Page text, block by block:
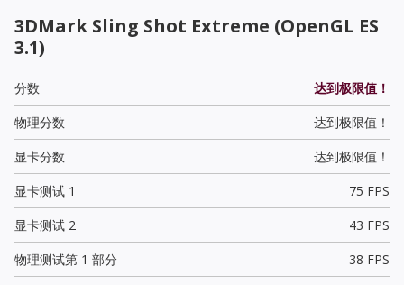
3DMark Sling Shot Extreme (OpenGL ES
3.1)
分数
达到极限值！
物理分数
达到极限值！
显卡分数
达到极限值！
显卡测试 1
75 FPS
显卡测试 2
43 FPS
物理测试第 1 部分
38 FPS